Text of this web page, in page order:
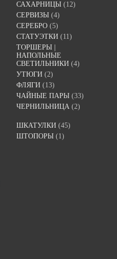
САХАРНИЦЫ (12)
СЕРВИЗЫ (4)
СЕРЕБРО (5)
СТАТУЭТКИ (11)
ТОРШЕРЫ |
НАПОЛЬНЫЕ
СВЕТИЛЬНИКИ (4)
УТЮГИ (2)
ФЛЯГИ (13)
ЧАЙНЫЕ ПАРЫ (33)
ЧЕРНИЛЬНИЦА (2)
ШКАТУЛКИ (45)
ШТОПОРЫ (1)